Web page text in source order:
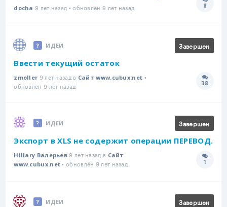
docha 9 лет назад • обновлён 9 лет назад 8
ИДЕИ Завершен
Ввести текущий остаток
zmoller 9 лет назад в Сайт www.cubux.net •
обновлён 9 лет назад
38
ИДЕИ Завершен
Экспорт в XLS не содержит операции ПЕРЕВОД.
Hillary Валерьев 9 лет назад в Сайт
www.cubux.net • обновлён 9 лет назад 1
ИДЕИ Завершен